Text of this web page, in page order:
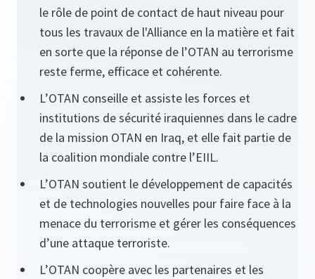
le rôle de point de contact de haut niveau pour
tous les travaux de l'Alliance en la matière et fait
en sorte que la réponse de l’OTAN au terrorisme
reste ferme, efficace et cohérente.
L’OTAN conseille et assiste les forces et
institutions de sécurité iraquiennes dans le cadre
de la mission OTAN en Iraq, et elle fait partie de
la coalition mondiale contre l’EIIL.
L’OTAN soutient le développement de capacités
et de technologies nouvelles pour faire face à la
menace du terrorisme et gérer les conséquences
d’une attaque terroriste.
L’OTAN coopère avec les partenaires et les